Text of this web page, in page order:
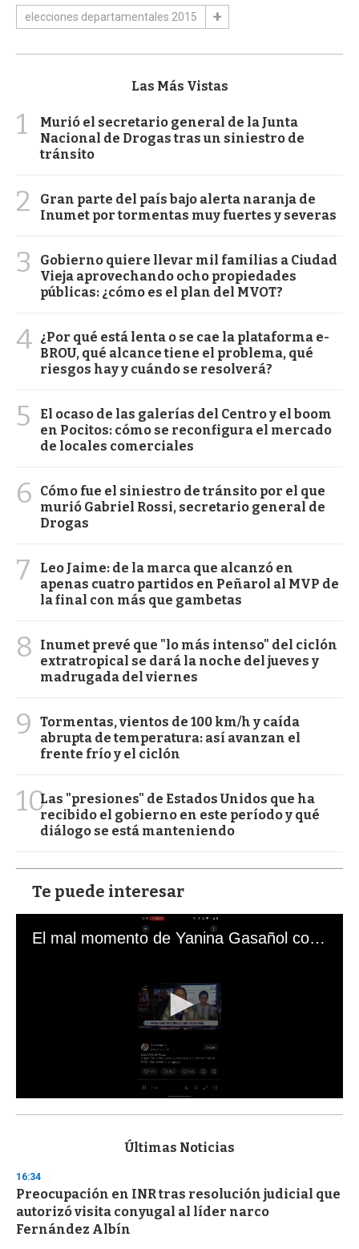
elecciones departamentales 2015
Las Más Vistas
1
Murió el secretario general de la Junta
Nacional de Drogas tras un siniestro de
tránsito
2
Gran parte del país bajo alerta naranja de
Inumet por tormentas muy fuertes y severas
3
Gobierno quiere llevar mil familias a Ciudad
Vieja aprovechando ocho propiedades
públicas: ¿cómo es el plan del MVOT?
4 ¿Por qué está lenta o se cae la plataforma e-
BROU, qué alcance tiene el problema, qué
riesgos hay y cuándo se resolverá?
5
El ocaso de las galerías del Centro y el boom
en Pocitos: cómo se reconfigura el mercado
de locales comerciales
6
Cómo fue el siniestro de tránsito por el que
murió Gabriel Rossi, secretario general de
Drogas
7
Leo Jaime: de la marca que alcanzó en
apenas cuatro partidos en Peñarol al MVP de
la final con más que gambetas
8
Inumet prevé que "lo más intenso" del ciclón
extratropical se dará la noche del jueves y
madrugada del viernes
9
Tormentas, vientos de 100 km/h y caída
abrupta de temperatura: así avanzan el
frente frío y el ciclón
10Las "presiones" de Estados Unidos que ha
recibido el gobierno en este período y qué
diálogo se está manteniendo
Te puede interesar
El mal momento de Yanina Gasañol con un hincha argentino en "Subrayado"
s
d
s
o
f
3
Últimas Noticias
16:34
Preocupación en INR tras resolución judicial que
autorizó visita conyugal al líder narco
Fernández Albín